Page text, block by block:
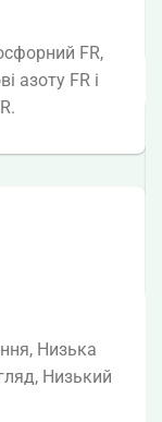
FR,
азоту FR і
Низька
Низький